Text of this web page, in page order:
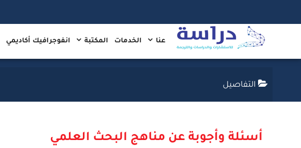
عنا الخدمات المكتبة انفوجرافيك أكاديمي
التفاصيل
أسئلة وأجوبة عن مناهج البحث العلمي